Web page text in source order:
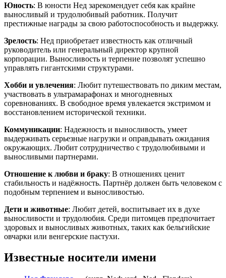
Юность: В юности Нед зарекомендует себя как крайне
выносливый и трудолюбивый работник. Получит
престижные награды за свою работоспособность и выдержку.
Зрелость: Нед приобретает известность как отличный
руководитель или генеральный директор крупной
корпорации. Выносливость и терпение позволят успешно
управлять гигантскими структурами.
Хобби и увлечения: Любит путешествовать по диким местам,
участвовать в ультрамарафонах и многодневных
соревнованиях. В свободное время увлекается экстримом и
восстановлением исторической техники.
Коммуникации: Надежность и выносливость, умеет
выдерживать серьезные нагрузки и оправдывать ожидания
окружающих. Любит сотрудничество с трудолюбивыми и
выносливыми партнерами.
Отношение к любви и браку: В отношениях ценит
стабильность и надёжность. Партнёр должен быть человеком с
подобным терпением и выносливостью.
Дети и животные: Любит детей, воспитывает их в духе
выносливости и трудолюбия. Среди питомцев предпочитает
здоровых и выносливых животных, таких как бельгийские
овчарки или венгерские пастухи.
Известные носители имени